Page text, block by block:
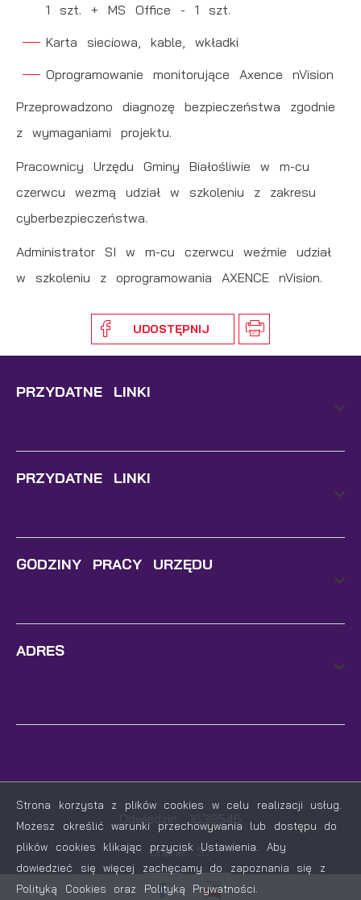
1 szt. + MS Office - 1 szt.
Karta sieciowa, kable, wkładki
Oprogramowanie monitorujące Axence nVision
Przeprowadzono diagnozę bezpieczeństwa zgodnie
z wymaganiami projektu.
Pracownicy Urzędu Gminy Białośliwie w m-cu
czerwcu wezmą udział w szkoleniu z zakresu
cyberbezpieczeństwa.
Administrator SI w m-cu czerwcu weźmie udział
w szkoleniu z oprogramowania AXENCE nVision.
UDOSTĘPNIJ
PRZYDATNE LINKI
PRZYDATNE LINKI
GODZINY PRACY URZĘDU
ADRES
Odwiedzin: 1639546
Online: 37
Strona korzysta z plików cookies w celu realizacji usług.
Możesz określić warunki przechowywania lub dostępu do
plików cookies klikając przycisk Ustawienia. Aby
dowiedzieć się więcej zachęcamy do zapoznania się z
Polityką Cookies oraz Polityką Prywatności.